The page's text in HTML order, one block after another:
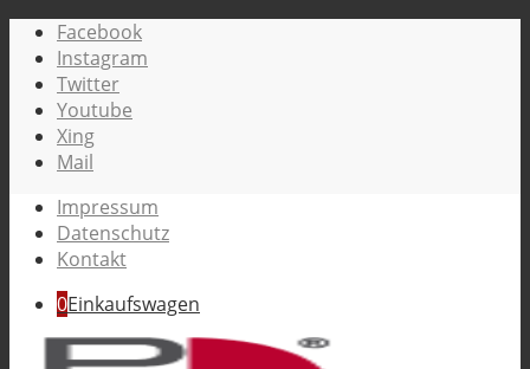
Facebook
Instagram
Twitter
Youtube
Xing
Mail
Impressum
Datenschutz
Kontakt
0Einkaufswagen